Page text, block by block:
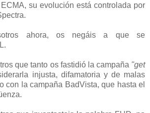
su evolución está controlada por
ahora, os negáis a que se
que tanto os fastidió la campaña "get
injusta, difamatoria y de malas
con la campaña BadVista, que hasta el